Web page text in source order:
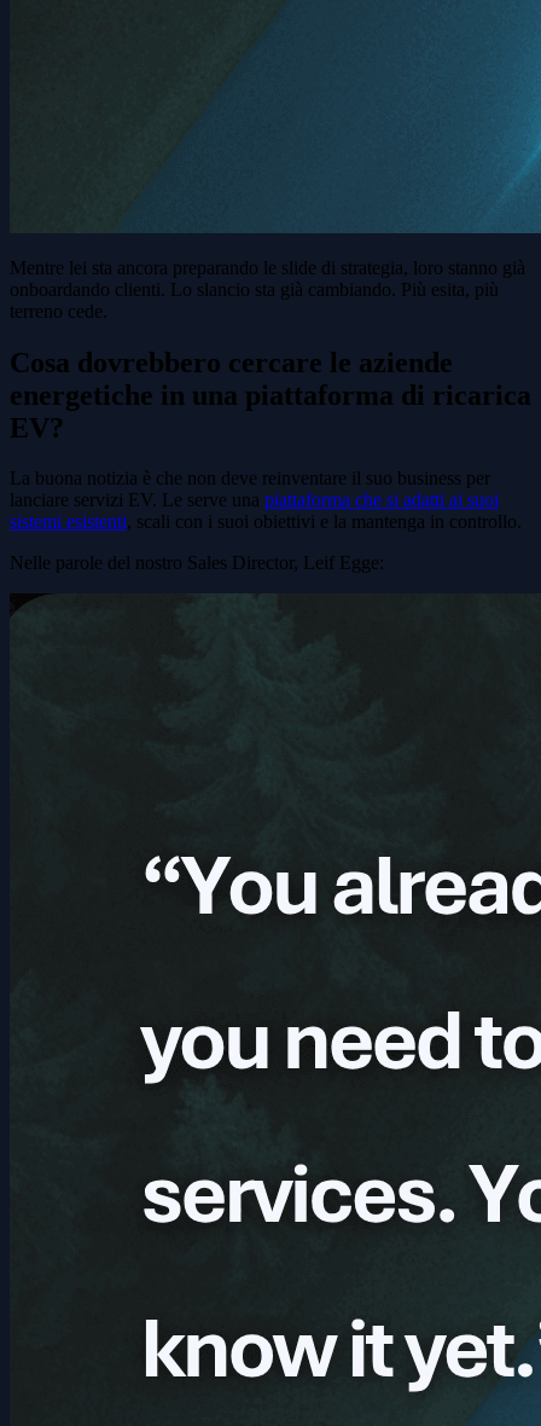
Mentre lei sta ancora preparando le slide di strategia, loro stanno già
onboardando clienti. Lo slancio sta già cambiando. Più esita, più
terreno cede.
Cosa dovrebbero cercare le aziende
energetiche in una piattaforma di ricarica
EV?
La buona notizia è che non deve reinventare il suo business per
lanciare servizi EV. Le serve una piattaforma che si adatti ai suoi
sistemi esistenti, scali con i suoi obiettivi e la mantenga in controllo.
Nelle parole del nostro Sales Director, Leif Egge: